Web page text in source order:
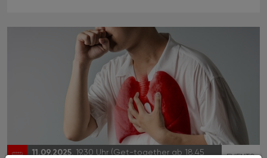
11.09.2025 , 19.30 Uhr (Get-together ab 18.45